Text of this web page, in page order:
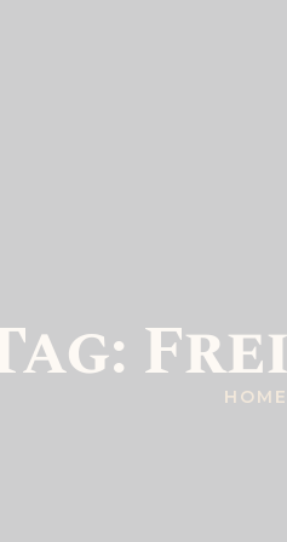
HOME